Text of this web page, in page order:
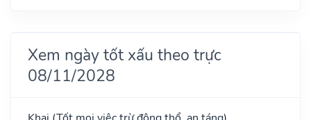
Xem ngày tốt xấu theo trực
08/11/2028